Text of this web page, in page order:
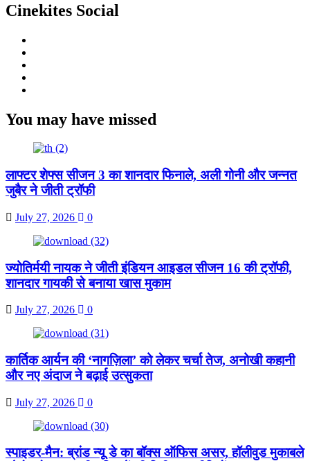
Cinekites Social
You may have missed
लाफ्टर शेफ्स सीजन 3 का शानदार फिनाले, अली गोनी और जन्नत
जुबैर ने जीती ट्रॉफी
July 27, 2026 0
ज्योतिर्मयी नायक ने जीती इंडियन आइडल सीजन 16 की ट्रॉफी,
शानदार गायकी से बनाया खास मुकाम
July 27, 2026 0
कार्तिक आर्यन की ‘नागज़िला’ को लेकर चर्चा तेज, अनोखी कहानी
और नए अंदाज ने बढ़ाई उत्सुकता
July 27, 2026 0
स्पाइडर-मैन: ब्रांड न्यू डे का बॉक्स ऑफिस असर, हॉलीवुड मुकाबले